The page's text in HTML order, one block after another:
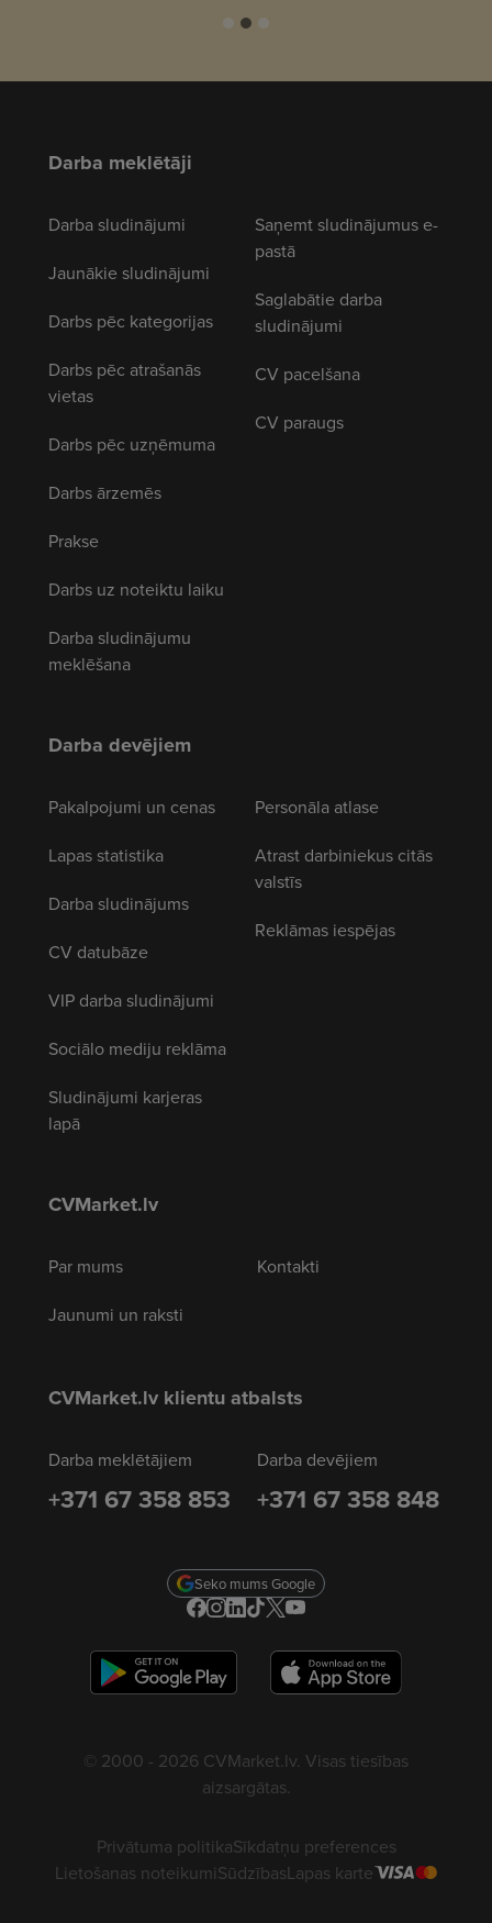
Darba meklētāji
Darba sludinājumi
Jaunākie sludinājumi
Darbs pēc kategorijas
Darbs pēc atrašanās
vietas
Darbs pēc uzņēmuma
Darbs ārzemēs
Prakse
Darbs uz noteiktu laiku
Darba sludinājumu
meklēšana
Saņemt sludinājumus e-
pastā
Saglabātie darba
sludinājumi
CV pacelšana
CV paraugs
Darba devējiem
Pakalpojumi un cenas
Lapas statistika
Darba sludinājums
CV datubāze
VIP darba sludinājumi
Sociālo mediju reklāma
Sludinājumi karjeras
lapā
Personāla atlase
Atrast darbiniekus citās
valstīs
Reklāmas iespējas
CVMarket.lv
Par mums
Jaunumi un raksti
Kontakti
CVMarket.lv klientu atbalsts
Darba meklētājiem
+371 67 358 853
Darba devējiem
+371 67 358 848
Seko mums Google
© 2000 - 2026 CVMarket.lv. Visas tiesības
aizsargātas.
Privātuma politikaSīkdatņu preferences
Lietošanas noteikumiSūdzībasLapas karte